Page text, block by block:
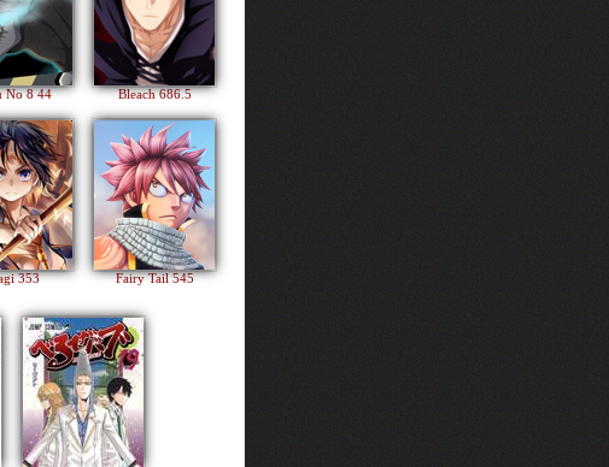
No 8 44 Bleach 686.5
353 Fairy Tail 545